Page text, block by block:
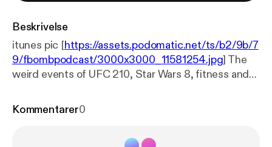
Beskrivelse
itunes pic [https://assets.podomatic.net/ts/b2/9b/7
9/fbombpodcast/3000x3000_11581254.jpg] The
weird events of UFC 210, Star Wars 8, fitness and
Kommentarer0